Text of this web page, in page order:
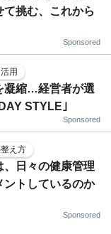
挑む、これから
Sponsored
用
凝縮…経営者が選
STYLE｣
Sponsored
え方
、日々の健康管理
ントしているのか
Sponsored